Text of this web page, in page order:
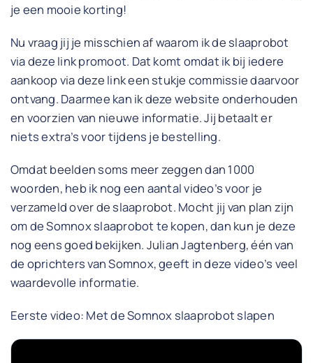
je een mooie korting!
Nu vraag jij je misschien af waarom ik de slaaprobot
via deze link promoot. Dat komt omdat ik bij iedere
aankoop via deze link een stukje commissie daarvoor
ontvang. Daarmee kan ik deze website onderhouden
en voorzien van nieuwe informatie. Jij betaalt er
niets extra’s voor tijdens je bestelling.
Omdat beelden soms meer zeggen dan 1000
woorden, heb ik nog een aantal video’s voor je
verzameld over de slaaprobot. Mocht jij van plan zijn
om de Somnox slaaprobot te kopen, dan kun je deze
nog eens goed bekijken. Julian Jagtenberg, één van
de oprichters van Somnox, geeft in deze video’s veel
waardevolle informatie.
Eerste video: Met de Somnox slaaprobot slapen